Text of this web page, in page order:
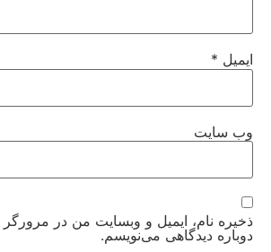
ایمیل *
وب‌ سایت
ذخیره نام، ایمیل و وبسایت من در
دوباره دیدگاهی می‌نویسم.